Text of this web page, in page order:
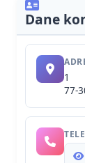
Dane
1
77-